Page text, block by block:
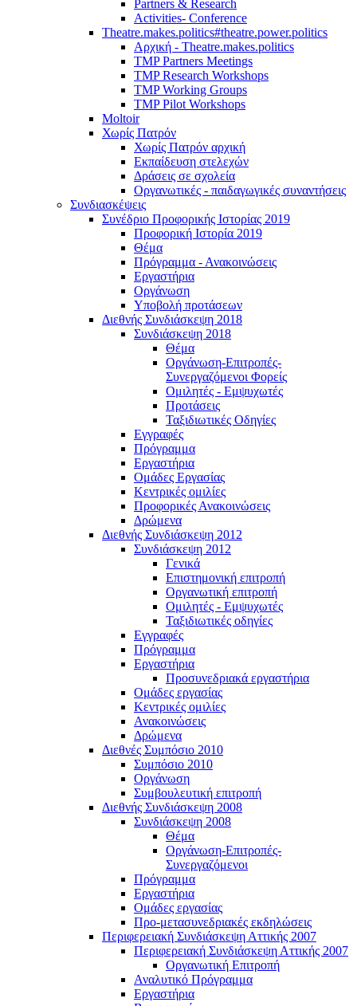
Partners & Research
Activities- Conference
Theatre.makes.politics#theatre.power.politics
Αρχική - Theatre.makes.politics
TMP Partners Meetings
TMP Research Workshops
TMP Working Groups
TMP Pilot Workshops
Moltoir
Χωρίς Πατρόν
Χωρίς Πατρόν αρχική
Εκπαίδευση στελεχών
Δράσεις σε σχολεία
Οργανωτικές - παιδαγωγικές συναντήσεις
Συνδιασκέψεις
Συνέδριο Προφορικής Ιστορίας 2019
Προφορική Ιστορία 2019
Θέμα
Πρόγραμμα - Ανακοινώσεις
Εργαστήρια
Οργάνωση
Υποβολή προτάσεων
Διεθνής Συνδιάσκεψη 2018
Συνδιάσκεψη 2018
Θέμα
Οργάνωση-Επιτροπές-
Συνεργαζόμενοι Φορείς
Ομιλητές - Εμψυχωτές
Προτάσεις
Ταξιδιωτικές Οδηγίες
Εγγραφές
Πρόγραμμα
Εργαστήρια
Ομάδες Εργασίας
Κεντρικές ομιλίες
Προφορικές Ανακοινώσεις
Δρώμενα
Διεθνής Συνδιάσκεψη 2012
Συνδιάσκεψη 2012
Γενικά
Επιστημονική επιτροπή
Οργανωτική επιτροπή
Ομιλητές - Εμψυχωτές
Ταξιδιωτικές οδηγίες
Εγγραφές
Πρόγραμμα
Εργαστήρια
Προσυνεδριακά εργαστήρια
Ομάδες εργασίας
Κεντρικές ομιλίες
Ανακοινώσεις
Δρώμενα
Διεθνές Συμπόσιο 2010
Συμπόσιο 2010
Οργάνωση
Συμβουλευτική επιτροπή
Διεθνής Συνδιάσκεψη 2008
Συνδιάσκεψη 2008
Θέμα
Οργάνωση-Επιτροπές-
Συνεργαζόμενοι
Πρόγραμμα
Εργαστήρια
Ομάδες εργασίας
Προ-μετασυνεδριακές εκδηλώσεις
Περιφερειακή Συνδιάσκεψη Αττικής 2007
Περιφερειακή Συνδιάσκεψη Αττικής 2007
Οργανωτική Επιτροπή
Αναλυτικό Πρόγραμμα
Εργαστήρια